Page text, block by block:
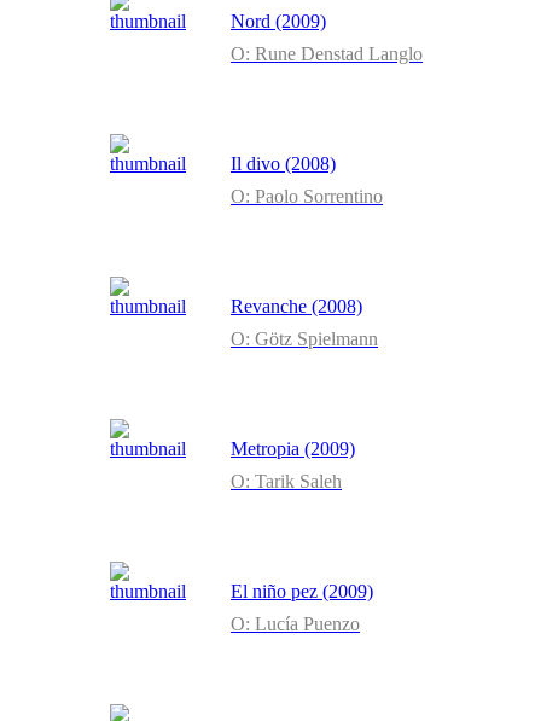
Nord (2009)
O: Rune Denstad Langlo
Il divo (2008)
O: Paolo Sorrentino
Revanche (2008)
O: Götz Spielmann
Metropia (2009)
O: Tarik Saleh
El niño pez (2009)
O: Lucía Puenzo